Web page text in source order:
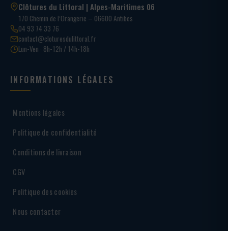
Clôtures du Littoral | Alpes-Maritimes 06
170 Chemin de l’Orangerie – 06600 Antibes
04 93 74 33 76
contact@cloturesdulittoral.fr
Lun-Ven · 8h-12h / 14h-18h
INFORMATIONS LÉGALES
Mentions légales
Politique de confidentialité
Conditions de livraison
CGV
Politique des cookies
Nous contacter